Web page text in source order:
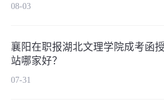
08-03
襄阳在职报湖北文理学院成考函授
站哪家好？
07-31